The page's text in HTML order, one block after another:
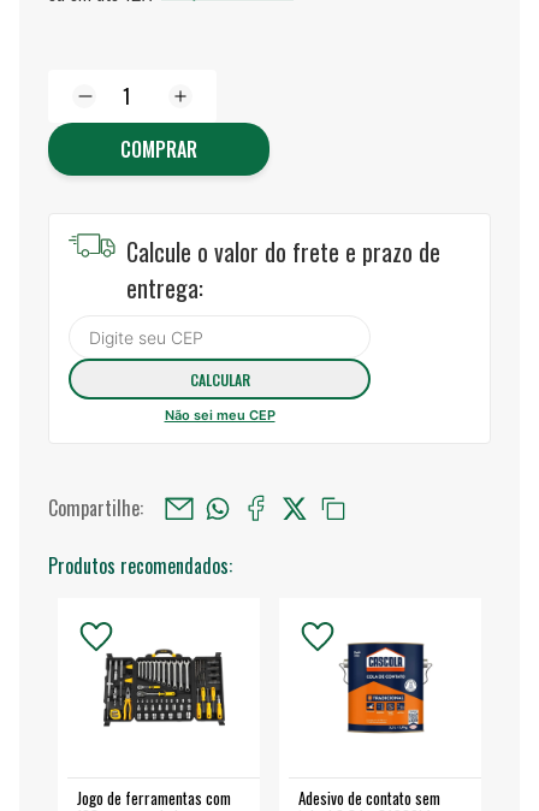
COMPRAR
Calcule o valor do frete e prazo de
entrega:
Não sei meu CEP
Compartilhe:
Produtos recomendados:
Jogo de ferramentas com
Adesivo de contato sem